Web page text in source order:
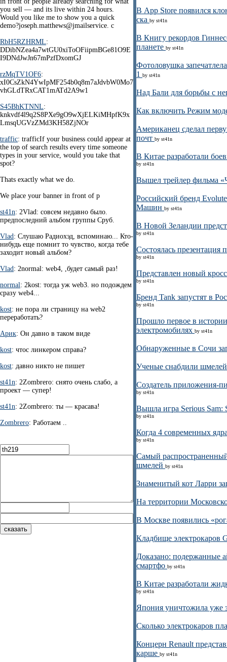
you sell — and its live within 24 hours.
Would you like me to show you a quick
demo?joseph.matthews@jmailservice. c
RbH5RZHRML:
DDibNZea4a7wtGU0xiToOFiipmBGe81O9E
I9DNdJwJn67mPzfDxomGJ
rzMqTV1OF6:
xI0CsZkN4YwIpMF254b0q8m7aJdvbW0Mo7
vhGLdTRxCAT1mATd2A9w1
S45BhKTNNL:
knkvdf4l9q2S8PXe9gO9wXjELKiMHpfK9x
LmsqUGVzZMd3KH58ZjNOr
traffic: trafficIf your business could appear at
the top of search results every time someone
types in your service, would you take that
spot?
Thats exactly what we do.
We place your banner in front of p
st41n: 2Vlad: совсем недавно было.
предпоследний альбом группы Сруб.
Vlad: Слушаю Радиохэд, вспоминаю... Кто-
нибудь еще помнит то чувство, когда тебе
заходит новый альбом?
Vlad: 2normal: web4, ,будет самый раз!
normal: 2kost: тогда уж web3. но подождем
сразу web4...
kost: не пора ли страницу на web2
переработать?
Арик: Он давно в таком виде
kost: чтос линкером справа?
kost: давно никто не пишет
st41n: 2Zombrero: снято очень слабо, а
проект — супер!
st41n: 2Zombrero: ты — красава!
Zombrero: Работаем ..
В App Store появился
ска by st41n
В Книгу рекордов
планете by st41n
Фотоловушка
1
by st41n
Над Бали для борьбы с
Как включить Режим
Американец сделал
почт by st41n
В Китае разработали
by st41n
Вышел трейлер фильма
Российский бренд
Машин by st41n
В Новой Зеландии
by st41n
Состоялась презентация
by st41n
Представлен новый
by st41n
Бренд Tank запустят в
by st41n
Прошло первое в
электромобилях by st41n
Обнаруженные в Сочи
Ученые снабдили
Создатель приложения-
by st41n
Вышла игра Serious Sam:
by st41n
Когда 4 современных
by st41n
Самый
шмелей by st41n
Знаменитый кот Ларри
На территории
В Москве появились
Кладбище электрокаров
Доказано: подержанные
смартфо by st41n
В Китае разработали
by st41n
Япония уничтожила уже
Сколько электрокаров
Концерн Renault
карше by st41n